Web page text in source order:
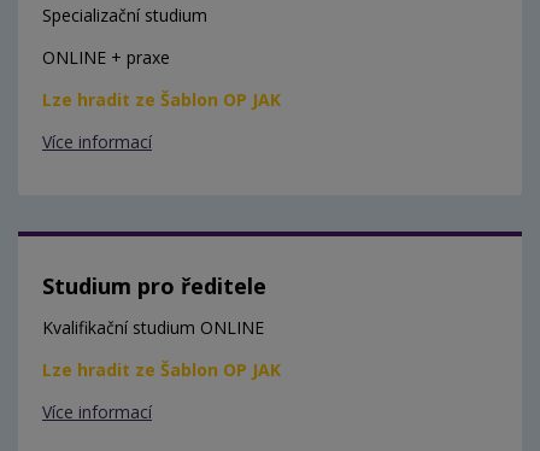
Specializační studium
ONLINE + praxe
Lze hradit ze Šablon OP JAK
Více informací
Studium pro ředitele
Kvalifikační studium ONLINE
Lze hradit ze Šablon OP JAK
Více informací